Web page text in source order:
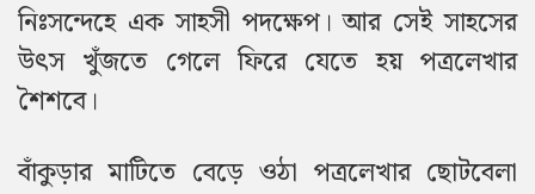
নিঃসন্দেহে এক সাহসী পদক্ষেপ। আর সেই সাহসের
উৎস খুঁজতে গেলে ফিরে যেতে হয় পত্রলেখার
শৈশবে।
বাঁকুড়ার মাটিতে বেড়ে ওঠা পত্রলেখার ছোটবেলা